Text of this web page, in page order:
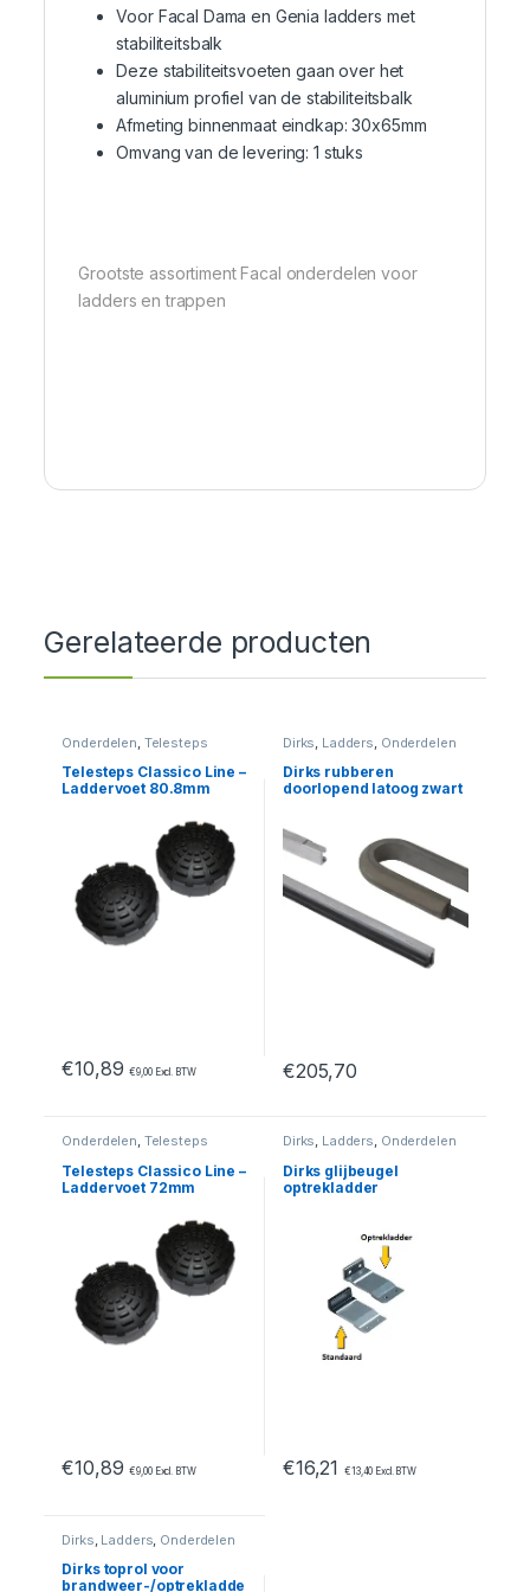
Voor Facal Dama en Genia ladders met
stabiliteitsbalk
Deze stabiliteitsvoeten gaan over het
aluminium profiel van de stabiliteitsbalk
Afmeting binnenmaat eindkap: 30x65mm
Omvang van de levering: 1 stuks
Grootste assortiment Facal onderdelen voor
ladders en trappen
Gerelateerde producten
Onderdelen, Telesteps
Telesteps Classico Line –
Laddervoet 80.8mm
€10,89 €9,00Excl. BTW
Dirks, Ladders, Onderdelen
Dirks rubberen
doorlopend latoog zwart
€205,70
Onderdelen, Telesteps
Telesteps Classico Line –
Laddervoet 72mm
€10,89 €9,00Excl. BTW
Dirks, Ladders, Onderdelen
Dirks glijbeugel
optrekladder
€16,21 €13,40 Excl. BTW
Dirks Ladders Onderdelen
Dirks toprol voor
brandweer-/optrekladde